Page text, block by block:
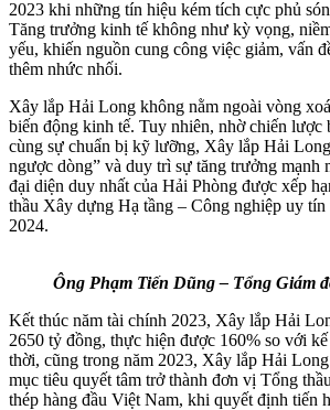
2023 khi những tín hiệu kém tích cực phủ
Tăng trưởng kinh tế không như kỳ vọng,
yếu, khiến nguồn cung công việc giảm, vấn
thêm nhức nhối.
Xây lắp Hải Long không nằm ngoài vòng
biến động kinh tế. Tuy nhiên, nhờ chiến lược
cùng sự chuẩn bị kỹ lưỡng, Xây lắp Hải
ngược dòng” và duy trì sự tăng trưởng mạnh
đại diện duy nhất của Hải Phòng được xếp
thầu Xây dựng Hạ tầng – Công nghiệp uy
2024.
Ông Phạm Tiến Dũng – Tổng Giám
Kết thúc năm tài chính 2023, Xây lắp Hải
2650 tỷ đồng, thực hiện được 160% so với
thời, cũng trong năm 2023, Xây lắp Hải
mục tiêu quyết tâm trở thành đơn vị Tổng
thép hàng đầu Việt Nam, khi quyết định tiến